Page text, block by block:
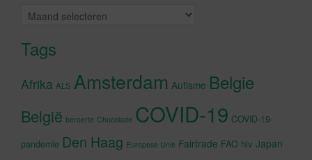
Archieven
Tags
Afrika ALS Amsterdam Autisme Belgie
België beroerte Chocolade COVID-19 COVID-19-
pandemie Den Haag Europese Unie Fairtrade FAO hiv Japan